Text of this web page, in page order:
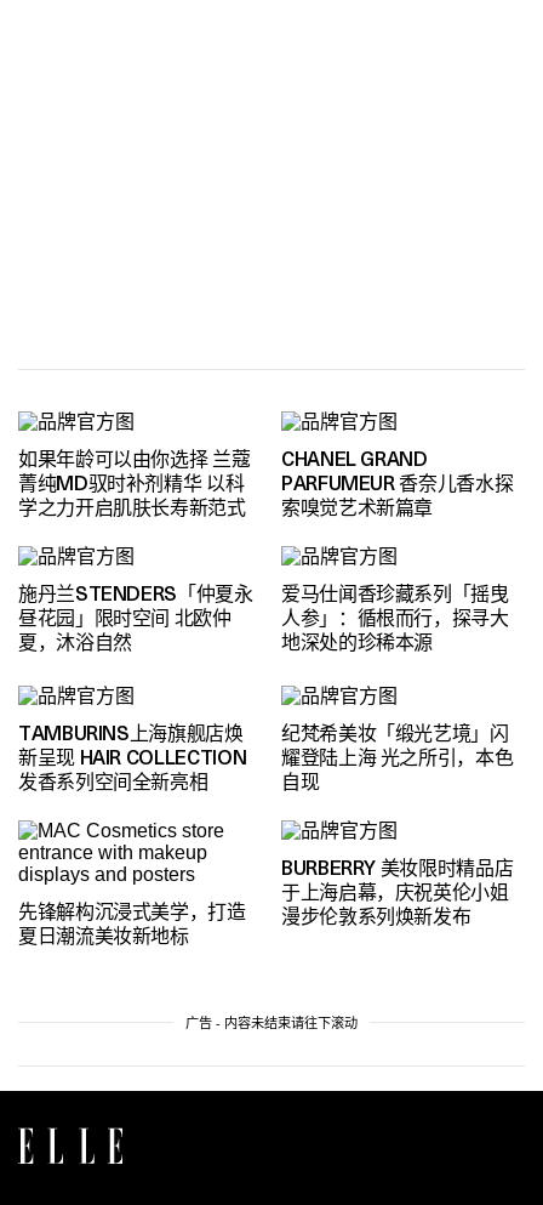
如果年龄可以由你选择 兰蔻
菁纯MD驭时补剂精华 以科
学之力开启肌肤长寿新范式
CHANEL GRAND
PARFUMEUR 香奈儿香水探
索嗅觉艺术新篇章
施丹兰STENDERS「仲夏永
昼花园」限时空间 北欧仲
夏，沐浴自然
爱马仕闻香珍藏系列「摇曳
人参」：循根而行，探寻大
地深处的珍稀本源
TAMBURINS上海旗舰店焕
新呈现 HAIR COLLECTION
发香系列空间全新亮相
纪梵希美妆「缎光艺境」闪
耀登陆上海 光之所引，本色
自现
先锋解构沉浸式美学，打造
夏日潮流美妆新地标
BURBERRY 美妆限时精品店
于上海启幕，庆祝英伦小姐
漫步伦敦系列焕新发布
广告 - 内容未结束请往下滚动